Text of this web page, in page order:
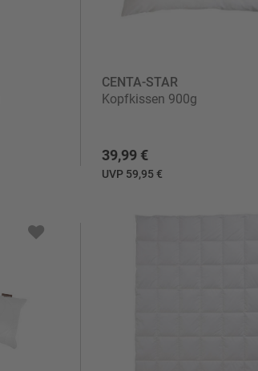
CENTA-STAR
Kopfkissen 900g
39,99 €
UVP 59,95 €